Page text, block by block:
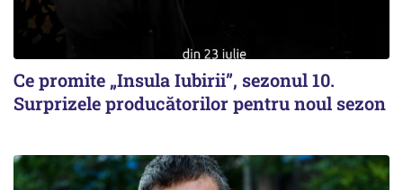
Ce promite „Insula Iubirii”, sezonul 10.
Surprizele producătorilor pentru noul sezon